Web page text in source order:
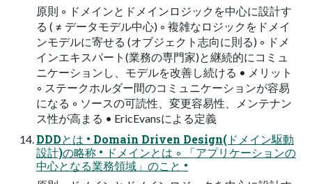
原則 ◦ ドメインとドメインロジックを中心に設計す
る ( ≠ データモデル中心) ◦ 複雑なロジックをドメイ
ンモデルに寄せる (オブジェクト志向に則る) ◦ ドメ
インエキスパート(業務の専門家)と継続的にコミュ
ニケーションし、モデルを改善し続ける • メリット
◦ ステークホルダー間のコミュニケーションが容易
になる ◦ ソースの可読性、変更容易性、メンテナン
ス性が高まる • EricEvansによる定義
DDDとは • Domain Driven Design(ドメイン駆動
設計)の略称 • ドメインとは ◦ 「アプリケーションの
中心となる業務領域」のこと •